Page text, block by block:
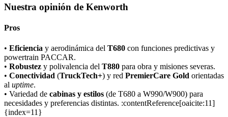
Nuestra opinión de Kenworth
Pros
• Eficiencia y aerodinámica del T680 con funciones predictivas y
powertrain PACCAR.
• Robustez y polivalencia del T880 para obra y misiones severas.
• Conectividad (TruckTech+) y red PremierCare Gold orientadas
al uptime.
• Variedad de cabinas y estilos (de T680 a W990/W900) para
necesidades y preferencias distintas. :contentReference[oaicite:11]
{index=11}